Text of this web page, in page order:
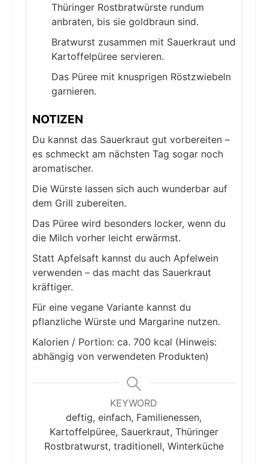
Thüringer Rostbratwürste rundum
anbraten, bis sie goldbraun sind.
Bratwurst zusammen mit Sauerkraut und
Kartoffelpüree servieren.
Das Püree mit knusprigen Röstzwiebeln
garnieren.
NOTIZEN
Du kannst das Sauerkraut gut vorbereiten –
es schmeckt am nächsten Tag sogar noch
aromatischer.
Die Würste lassen sich auch wunderbar auf
dem Grill zubereiten.
Das Püree wird besonders locker, wenn du
die Milch vorher leicht erwärmst.
Statt Apfelsaft kannst du auch Apfelwein
verwenden – das macht das Sauerkraut
kräftiger.
Für eine vegane Variante kannst du
pflanzliche Würste und Margarine nutzen.
Kalorien / Portion: ca. 700 kcal (Hinweis:
abhängig von verwendeten Produkten)
KEYWORD
deftig, einfach, Familienessen,
Kartoffelpüree, Sauerkraut, Thüringer
Rostbratwurst, traditionell, Winterküche